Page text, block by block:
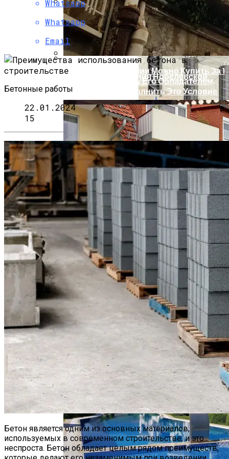
Бетонные Сваи: Особенности
Применения И Устройство
Бетонные Блоки Для Строительства:
Преимущества И Недостатки
Смартфоны И Планшеты Разрушают
Семейную Жизнь
Церемония Вручения Нобелевской
Премии 2012
Как Безопасно Довезти Елку До Дома
Этот Дом В Германии Можно Купить За 1
Евро. Чтобы Стать Его Обладателем,
Необходимо Выполнить Это Условие
Недвижимость В Германии
Whatsapp
Whatsapp
Email
Бетонные работы
22.01.2024
15
Бетон является одним из основных материалов,
используемых в современном строительстве, и это
неспроста. Бетон обладает целым рядом преимуществ,